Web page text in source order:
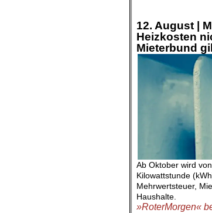
12. August |
Heizkosten
Mieterbund
Ab Oktober wird
Kilowattstunde
Mehrwertsteuer,
Haushalte.
»RoterMorgen«